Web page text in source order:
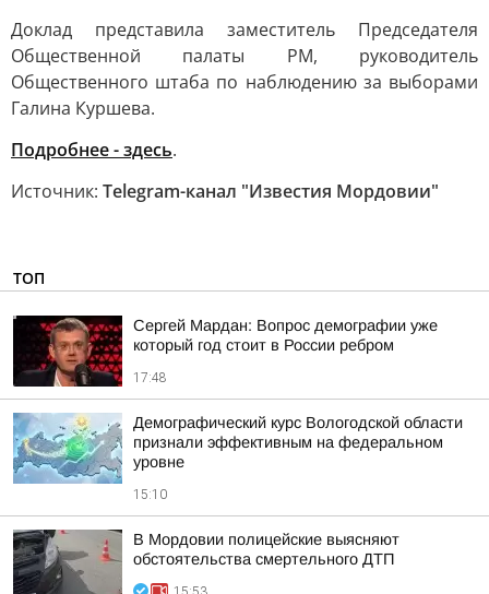
Доклад представила заместитель Председателя
Общественной палаты РМ, руководитель
Общественного штаба по наблюдению за выборами
Галина Куршева.
Подробнее - здесь.
Источник: Telegram-канал "Известия Мордовии"
ТОП
Сергей Мардан: Вопрос демографии уже
который год стоит в России ребром
17:48
Демографический курс Вологодской области
признали эффективным на федеральном
уровне
15:10
В Мордовии полицейские выясняют
обстоятельства смертельного ДТП